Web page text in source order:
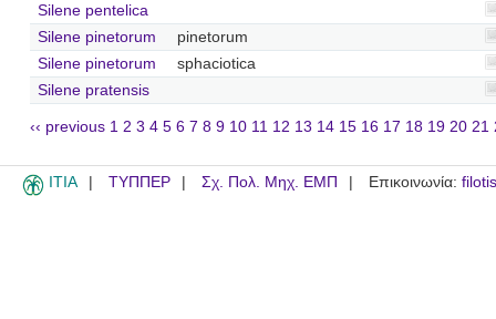
Silene pentelica
Silene pinetorum
pinetorum
Silene pinetorum
sphaciotica
Silene pratensis
‹‹ previous 1 2 3 4 5 6 7 8 9 10 11 12 13 14 15 16 17 18 19 20 21
ITIA ΤΥΠΠΕΡ Σχ. Πολ. Μηχ. ΕΜΠ Επικοινωνία: